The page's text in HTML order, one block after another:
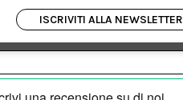
Spedizione
Facebook
ISCRIVITI ALLA NEWSLETTER